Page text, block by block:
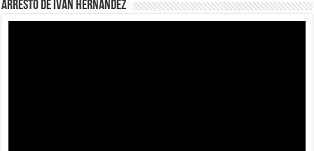
Arresto de Iván Hernández